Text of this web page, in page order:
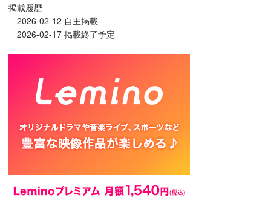
掲載履歴
2026-02-12 自主掲載
2026-02-17 掲載終了予定